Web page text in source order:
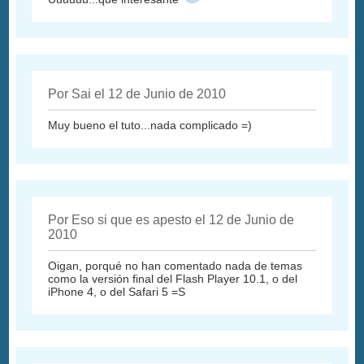
Por Sai el 12 de Junio de 2010
Muy bueno el tuto...nada complicado =)
Por Eso si que es apesto el 12 de Junio de
2010
Oigan, porqué no han comentado nada de temas
como la versión final del Flash Player 10.1, o del
iPhone 4, o del Safari 5 =S